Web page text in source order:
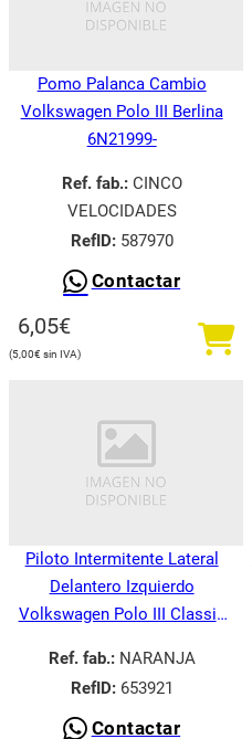
Pomo Palanca Cambio
Volkswagen Polo III Berlina
6N21999-
Ref. fab.:CINCO
VELOCIDADES
RefID:587970
Contactar
6,05€
5,00€
Piloto Intermitente Lateral
Delantero Izquierdo
Volkswagen Polo III Classic
Ref. fab.:NARANJA
RefID:653921
Contactar